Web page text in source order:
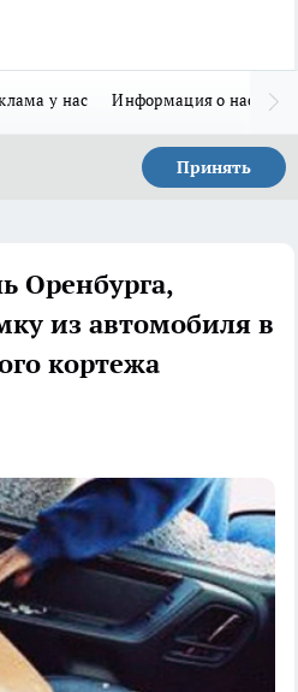
у нас Информация о нас
Принять
Оренбурга,
из автомобиля в
кортежа